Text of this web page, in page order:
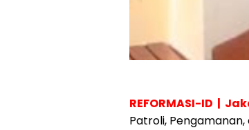
REFORMASI-ID |
Patroli,